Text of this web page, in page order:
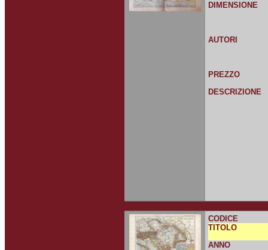
DIMENSIONE
AUTORI
PREZZO
DESCRIZIONE
CODICE
TITOLO
ANNO